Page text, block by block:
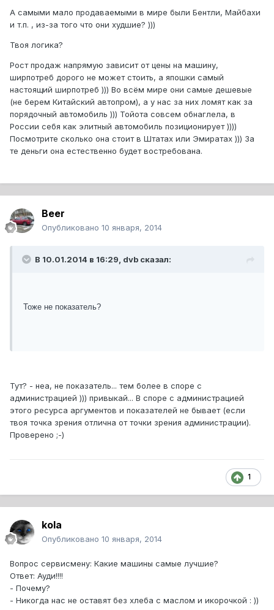
А самыми мало продаваемыми в мире были Бентли, Майбахи
и т.п. , из-за того что они худшие? )))
Твоя логика?
Рост продаж напрямую зависит от цены на машину,
ширпотреб дорого не может стоить, а япошки самый
настоящий ширпотреб ))) Во всём мире они самые дешевые
(не берем Китайский автопром), а у нас за них ломят как за
порядочный автомобиль ))) Тойота совсем обнаглела, в
России себя как элитный автомобиль позиционирует ))))
Посмотрите сколько она стоит в Штатах или Эмиратах ))) За
те деньги она естественно будет востребована.
Beer
Опубликовано 10 января, 2014
В 10.01.2014 в 16:29, dvb сказал:
Тоже не показатель?
Тут? - неа, не показатель... тем более в споре с
администрацией ))) привыкай... В споре с администрацией
этого ресурса аргументов и показателей не бывает (если
твоя точка зрения отлична от точки зрения администрации).
Проверено ;-)
1
kola
Опубликовано 10 января, 2014
Вопрос сервисмену: Какие машины самые лучшие?
Ответ: Ауди!!!!
- Почему?
- Никогда нас не оставят без хлеба с маслом и икорочкой : ))